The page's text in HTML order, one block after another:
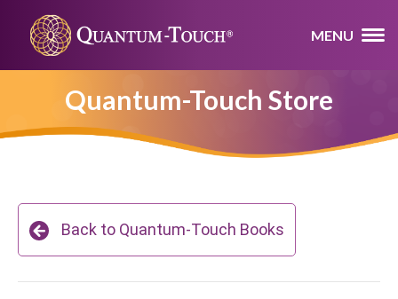
MENU
Quantum-Touch Store
Back to Quantum-Touch Books